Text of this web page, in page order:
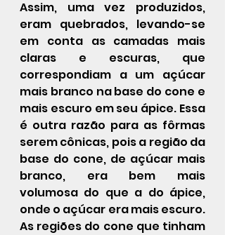
Assim, uma vez produzidos,
eram quebrados, levando-se
em conta as camadas mais
claras e escuras, que
correspondiam a um açúcar
mais branco na base do cone e
mais escuro em seu ápice. Essa
é outra razão para as fôrmas
serem cônicas, pois a região da
base do cone, de açúcar mais
branco, era bem mais
volumosa do que a do ápice,
onde o açúcar era mais escuro.
As regiões do cone que tinham